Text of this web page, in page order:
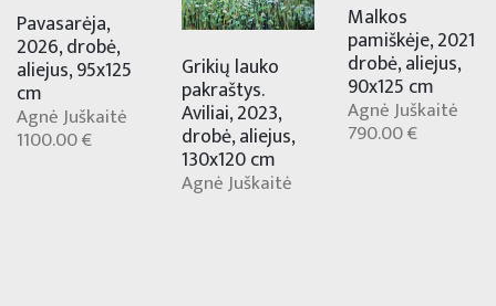
Pavasarėja,
2026, drobė,
aliejus, 95x125
cm
Agnė Juškaitė
1100.00 €
Grikių lauko
pakraštys.
Aviliai, 2023,
drobė, aliejus,
130x120 cm
Agnė Juškaitė
Malkos
pamiškėje, 2021
drobė, aliejus,
90x125 cm
Agnė Juškaitė
790.00 €